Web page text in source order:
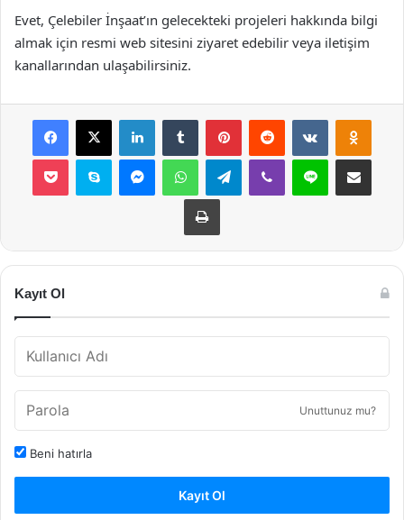
Evet, Çelebiler İnşaat’ın gelecekteki projeleri hakkında bilgi
almak için resmi web sitesini ziyaret edebilir veya iletişim
kanallarından ulaşabilirsiniz.
Facebook
X LinkedInTumblr PinterestReddit VKontakte
Pocket Skype MessengerWhatsAppTelegramViber Line E-Posta ile
Yazdır
Kayıt Ol
Unuttunuz mu?
Beni hatırla
Kayıt Ol